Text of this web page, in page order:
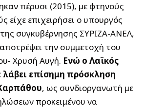
πέρυσι (2015), με φτηνούς
είχε επιχειρήσει ο υπουργός
συγκυβέρνησης ΣΥΡΙΖΑ-ΑΝΕΛ,
την συμμετοχή του
Χρυσή Αυγή. Ενώ ο Λαϊκός
λάβει επίσημη πρόσκληση
, ως συνδιοργανωτή με
προκειμένου να